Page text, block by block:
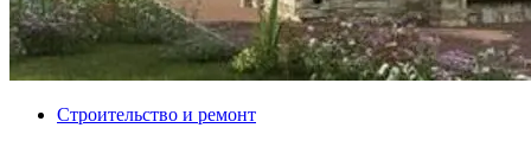
Строительство и ремонт